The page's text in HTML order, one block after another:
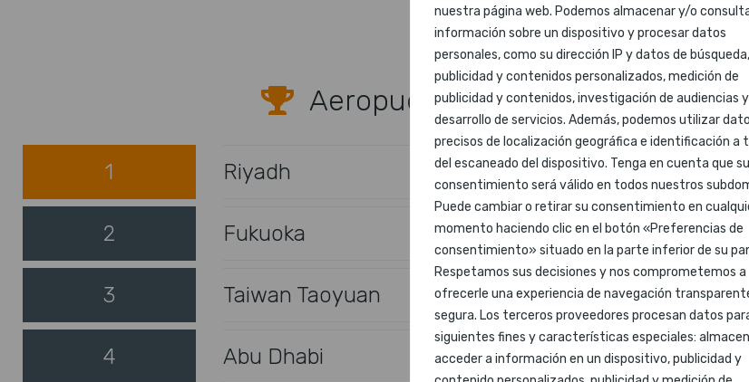
nuestra página web. Podemos almacenar y/o
información sobre un dispositivo y procesar datos
personales, como su dirección IP y datos de
publicidad y contenidos personalizados, medición de
publicidad y contenidos, investigación de audiencias y
desarrollo de servicios. Además, podemos utilizar
precisos de localización geográfica e identificación a
del escaneado del dispositivo. Tenga en cuenta que su
consentimiento será válido en todos nuestros
Puede cambiar o retirar su consentimiento en
momento haciendo clic en el botón «Preferencias de
consentimiento» situado en la parte inferior de su
Respetamos sus decisiones y nos comprometemos a
ofrecerle una experiencia de navegación
segura. Los terceros proveedores procesan datos
siguientes fines y características especiales:
acceder a información en un dispositivo, publicidad y
Aeropuertos más mejorados del
1 Riyadh
2 Fukuoka
3 Taiwan Taoyuan
4 Abu Dhabi